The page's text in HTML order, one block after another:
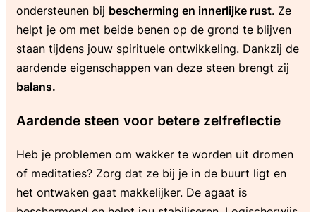
ondersteunen bij bescherming en innerlijke rust. Ze
helpt je om met beide benen op de grond te blijven
staan tijdens jouw spirituele ontwikkeling. Dankzij de
aardende eigenschappen van deze steen brengt zij
balans.
Aardende steen voor betere zelfreflectie
Heb je problemen om wakker te worden uit dromen
of meditaties? Zorg dat ze bij je in de buurt ligt en
het ontwaken gaat makkelijker. De agaat is